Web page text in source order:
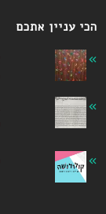
הכי עניין אתכם